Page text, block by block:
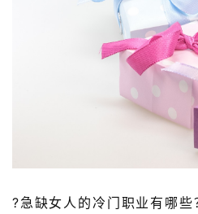
?急缺女人的冷门职业有哪